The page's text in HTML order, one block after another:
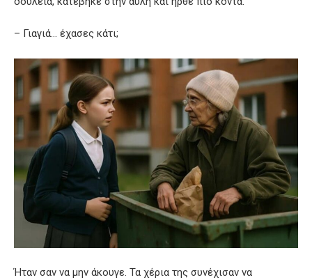
– Γιαγιά… έχασες κάτι;
Ήταν σαν να μην άκουγε. Τα χέρια της συνέχισαν να